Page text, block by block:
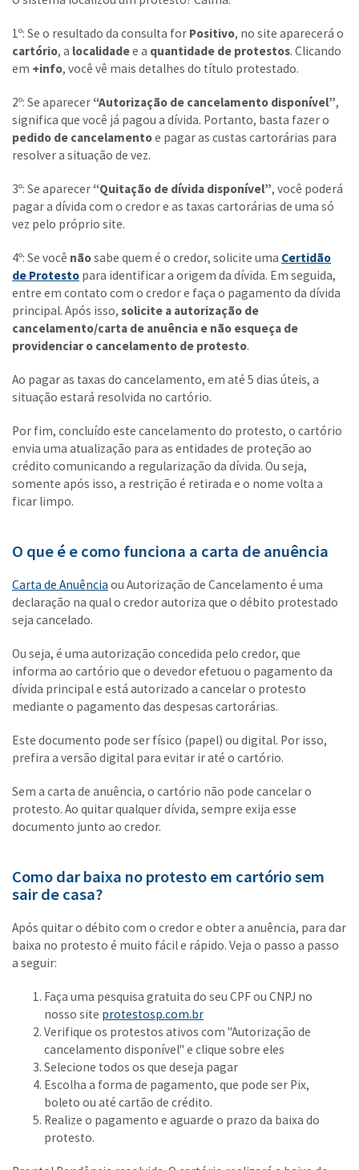
1º: Se o resultado da consulta for Positivo, no site aparecerá o
cartório, a localidadee a quantidade de protestos. Clicando
em +info, você vê mais detalhes do título protestado.
2º: Se aparecer “Autorização de cancelamento disponível”,
significa que você já pagou a dívida. Portanto, basta fazer o
pedido de cancelamentoe pagar as custas cartorárias para
resolver a situação de vez.
3º: Se aparecer “Quitação de dívida disponível”, você poderá
pagar a dívida com o credor e as taxas cartorárias de uma só
vez pelo próprio site.
4º: Se você nãosabe quem é o credor, solicite uma Certidão
de Protesto para identificar a origem da dívida. Em seguida,
entre em contato com o credor e faça o pagamento da dívida
principal. Após isso, solicite a autorização de
cancelamento/carta de anuência e não esqueça de
providenciar o cancelamento de protesto.
Ao pagar as taxas do cancelamento, em até 5 dias úteis, a
situação estará resolvida no cartório.
Por fim, concluído este cancelamento do protesto, o cartório
envia uma atualização para as entidades de proteção ao
crédito comunicando a regularização da dívida. Ou seja,
somente após isso, a restrição é retirada e o nome volta a
ficar limpo.
O que é e como funciona a carta de anuência
Carta de Anuência ou Autorização de Cancelamento é uma
declaração na qual o credor autoriza que o débito protestado
seja cancelado.
Ou seja, é uma autorização concedida pelo credor, que
informa ao cartório que o devedor efetuou o pagamento da
dívida principal e está autorizado a cancelar o protesto
mediante o pagamento das despesas cartorárias.
Este documento pode ser físico (papel) ou digital. Por isso,
prefira a versão digital para evitar ir até o cartório.
Sem a carta de anuência, o cartório não pode cancelar o
protesto. Ao quitar qualquer dívida, sempre exija esse
documento junto ao credor.
Como dar baixa no protesto em cartório sem
sair de casa?
Após quitar o débito com o credor e obter a anuência, para dar
baixa no protesto é muito fácil e rápido. Veja o passo a passo
a seguir:
Faça uma pesquisa gratuita do seu CPF ou CNPJ no
nosso site protestosp.com.br
Verifique os protestos ativos com "Autorização de
cancelamento disponível" e clique sobre eles
Selecione todos os que deseja pagar
Escolha a forma de pagamento, que pode ser Pix,
boleto ou até cartão de crédito.
Realize o pagamento e aguarde o prazo da baixa do
protesto.